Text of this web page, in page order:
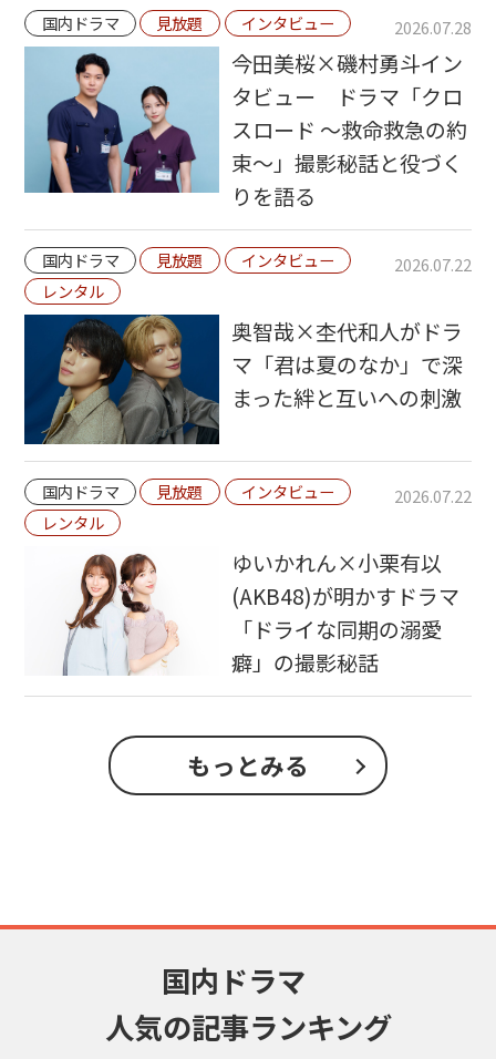
国内ドラマ 見放題 インタビュー 2026.07.28
今田美桜×磯村勇斗イン
タビュー ドラマ「クロ
スロード ～救命救急の約
束～」撮影秘話と役づく
りを語る
国内ドラマ 見放題
インタビュー
レンタル
2026.07.22
奥智哉×杢代和人がドラ
マ「君は夏のなか」で深
まった絆と互いへの刺激
国内ドラマ 見放題
インタビュー
レンタル
2026.07.22
ゆいかれん×小栗有以
(AKB48)が明かすドラマ
「ドライな同期の溺愛
癖」の撮影秘話
もっとみる
国内ドラマ
人気の記事ランキング